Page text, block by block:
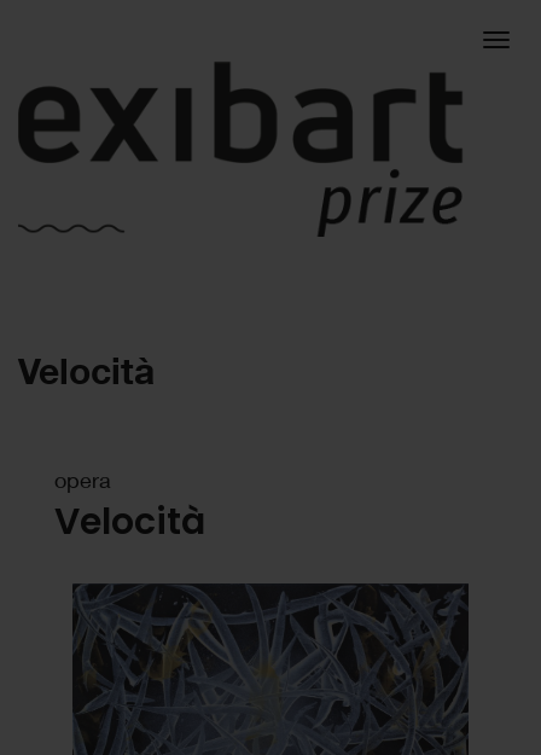
Velocità
opera
Velocità